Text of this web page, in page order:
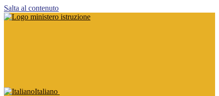
Salta al contenuto
Italiano